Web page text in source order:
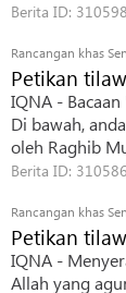
Berita ID:
Rancangan khas
Petikan
IQNA -
Di bawah,
Berita ID:
Rancangan khas
Petikan
IQNA -
Allah yang